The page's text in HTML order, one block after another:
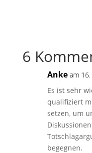
6
Anke am
Es ist sehr
qualifiziert
setzen, um
begegnen.